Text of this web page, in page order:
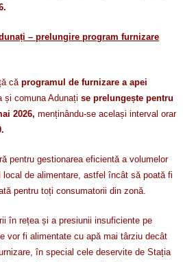
– prelungire program furnizare
că programul de furnizare a apei
și comuna Adunați se prelungește pentru
2026, menținându-se același interval orar
pentru gestionarea eficientă a volumelor
de alimentare, astfel încât să poată fi
pentru toți consumatorii din zonă.
în rețea și a presiunii insuficiente pe
vor fi alimentate cu apă mai târziu decât
în special cele deservite de Stația